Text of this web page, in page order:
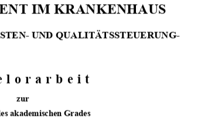
IM KRANKENHAUS
UND QUALITÄTSSTEUERUNG-
zur
akademischen Grades